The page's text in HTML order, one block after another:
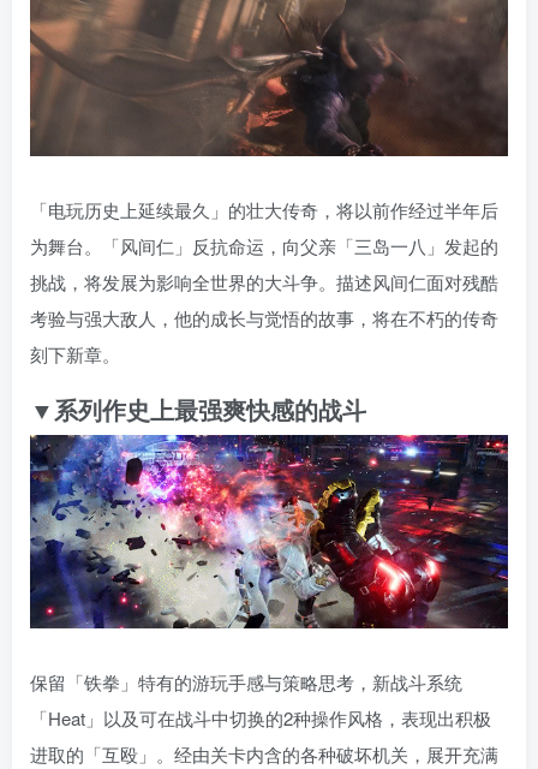
「电玩历史上延续最久」的壮大传奇，将以前作经过半年后
为舞台。「风间仁」反抗命运，向父亲「三岛一八」发起的
挑战，将发展为影响全世界的大斗争。描述风间仁面对残酷
考验与强大敌人，他的成长与觉悟的故事，将在不朽的传奇
刻下新章。
▼系列作史上最强爽快感的战斗
保留「铁拳」特有的游玩手感与策略思考，新战斗系统
「Heat」以及可在战斗中切换的2种操作风格，表现出积极
进取的「互殴」。经由关卡内含的各种破坏机关，展开充满